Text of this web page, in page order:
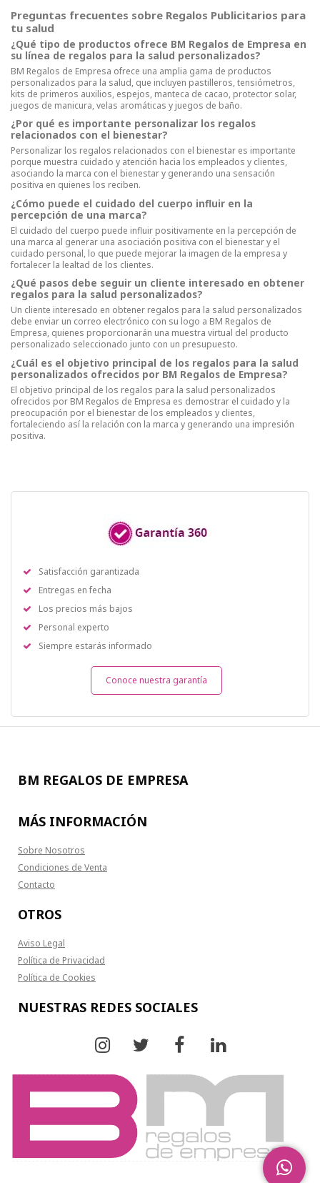
Preguntas frecuentes sobre Regalos Publicitarios para
tu salud
¿Qué tipo de productos ofrece BM Regalos de Empresa en
su línea de regalos para la salud personalizados?
BM Regalos de Empresa ofrece una amplia gama de productos
personalizados para la salud, que incluyen pastilleros, tensiómetros,
kits de primeros auxilios, espejos, manteca de cacao, protector solar,
juegos de manicura, velas aromáticas y juegos de baño.
¿Por qué es importante personalizar los regalos
relacionados con el bienestar?
Personalizar los regalos relacionados con el bienestar es importante
porque muestra cuidado y atención hacia los empleados y clientes,
asociando la marca con el bienestar y generando una sensación
positiva en quienes los reciben.
¿Cómo puede el cuidado del cuerpo influir en la
percepción de una marca?
El cuidado del cuerpo puede influir positivamente en la percepción de
una marca al generar una asociación positiva con el bienestar y el
cuidado personal, lo que puede mejorar la imagen de la empresa y
fortalecer la lealtad de los clientes.
¿Qué pasos debe seguir un cliente interesado en obtener
regalos para la salud personalizados?
Un cliente interesado en obtener regalos para la salud personalizados
debe enviar un correo electrónico con su logo a BM Regalos de
Empresa, quienes proporcionarán una muestra virtual del producto
personalizado seleccionado junto con un presupuesto.
¿Cuál es el objetivo principal de los regalos para la salud
personalizados ofrecidos por BM Regalos de Empresa?
El objetivo principal de los regalos para la salud personalizados
ofrecidos por BM Regalos de Empresa es demostrar el cuidado y la
preocupación por el bienestar de los empleados y clientes,
fortaleciendo así la relación con la marca y generando una impresión
positiva.
Satisfacción garantizada
Entregas en fecha
Los precios más bajos
Personal experto
Siempre estarás informado
Conoce nuestra garantía
BM REGALOS DE EMPRESA
MÁS INFORMACIÓN
Sobre Nosotros
Condiciones de Venta
Contacto
OTROS
Aviso Legal
Política de Privacidad
Política de Cookies
NUESTRAS REDES SOCIALES